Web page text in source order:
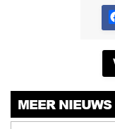
MEER NIEUWS